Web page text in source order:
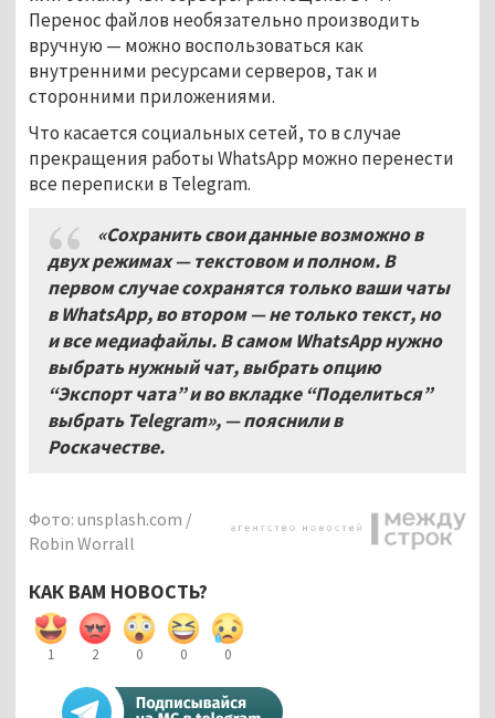
Перенос файлов необязательно производить
вручную — можно воспользоваться как
внутренними ресурсами серверов, так и
сторонними приложениями.
Что касается социальных сетей, то в случае
прекращения работы WhatsApp можно перенести
все переписки в Telegram.
«Сохранить свои данные возможно в
двух режимах — текстовом и полном. В
первом случае сохранятся только ваши чаты
в WhatsApp, во втором — не только текст, но
и все медиафайлы. В самом WhatsApp нужно
выбрать нужный чат, выбрать опцию
“Экспорт чата” и во вкладке “Поделиться”
выбрать Telegram», — пояснили в
Роскачестве.
Фото: unsplash.com /
Robin Worrall
КАК ВАМ НОВОСТЬ?
1 2 0 0 0